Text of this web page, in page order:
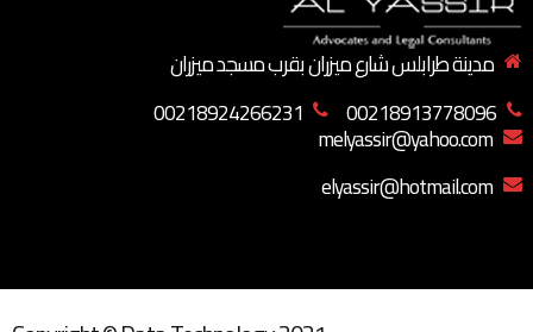
مدينة طرابلس شارع ميزران بقرب مسجد ميزران
00218913778096
00218924266231
melyassir@yahoo.com
elyassir@hotmail.com